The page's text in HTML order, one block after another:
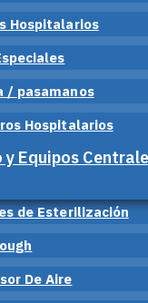
Hospitalarios
/ pasamanos
Hospitalarios
y Equipos
de Esterilización
De Aire